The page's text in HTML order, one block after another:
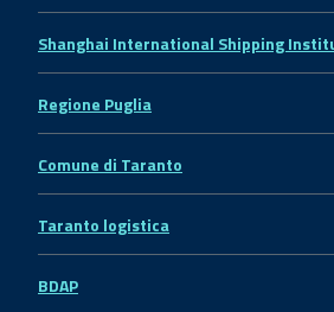
Shanghai International Shipping
Regione Puglia
Comune di Taranto
Taranto logistica
BDAP